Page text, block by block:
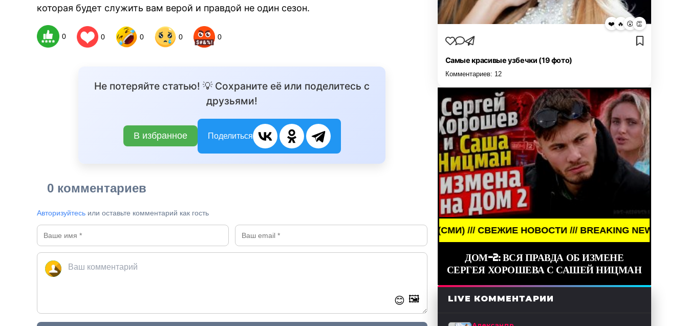
которая будет служить вам верой и правдой не один сезон.
0 0 0 0 0
Не потеряйте статью! 💡 Сохраните её или поделитесь с
друзьями!
В избранное Поделиться
0 комментариев
Авторизуйтесь или оставьте комментарий как гость
😊 🖼️
❤️ 🔥 😮 👏
Самые красивые узбечки (19 фото)
Комментариев: 12
BREAKING NEWS /// НОВОСТИ (СМИ) /// СВЕЖИЕ НОВОСТИ /// BREAKING NEWS /// НОВОСТИ
ДОМ-2: ВСЯ ПРАВДА ОБ ИЗМЕНЕ
СЕРГЕЯ ХОРОШЕВА С САШЕЙ НИЦМАН
LIVE КОММЕНТАРИИ